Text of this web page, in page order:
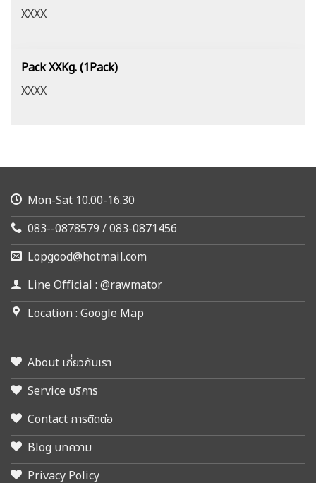
XXXX
Pack XXKg. (1Pack)
XXXX
Mon-Sat 10.00-16.30
083--0878579 / 083-0871456
Lopgood@hotmail.com
Line Official : @rawmator
Location : Google Map
About เกี่ยวกับเรา
Service บริการ
Contact การติดต่อ
Blog บทความ
Privacy Policy